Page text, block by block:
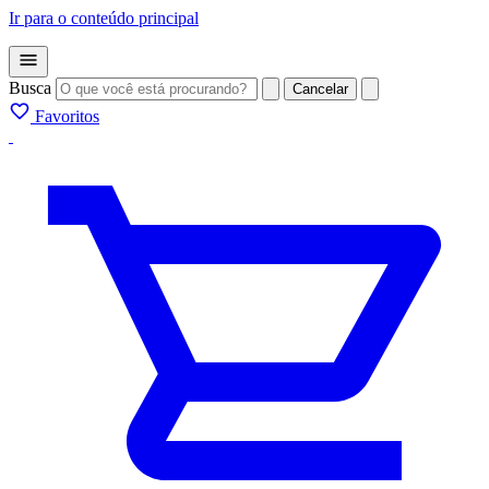
Ir para o conteúdo principal
Busca Cancelar
Favoritos